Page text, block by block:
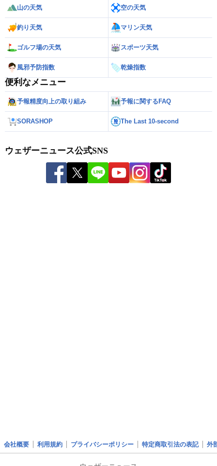
山の天気 空の天気
釣り天気 マリン天気
ゴルフ場の天気 スポーツ天気
風邪予防指数 乾燥指数
便利なメニュー
予報精度向上の取り組み 予報に関するFAQ
SORASHOP The Last 10-second
ウェザーニュース公式SNS
会社概要 利用規約 プライバシーポリシー 特定商取引法の表記 外